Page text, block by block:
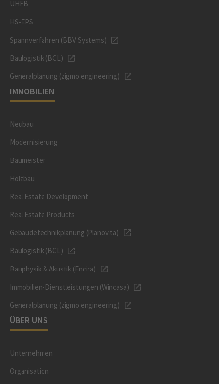
UHFB
HS-EPS
Spannverfahren (BBV Systems)
Baulogistik (BCL)
Generalplanung (zigmo engineering)
IMMOBILIEN
Neubau
Modernisierung
Baumeister
Holzbau
Real Estate Development
Real Estate Products
Gebäudetechnikplanung (Planovita)
Baulogistik (BCL)
Bauphysik & Akustik (Encira)
Immobilien-Dienstleistungen (Wincasa)
Generalplanung (zigmo engineering)
ÜBER UNS
Unternehmen
Organisation